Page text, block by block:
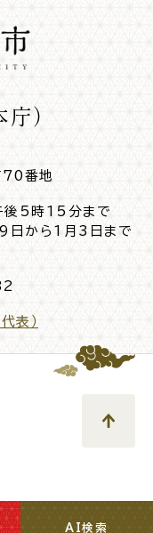
AI検索
）
70番地
後5時15分まで
日から1月3日まで
表）